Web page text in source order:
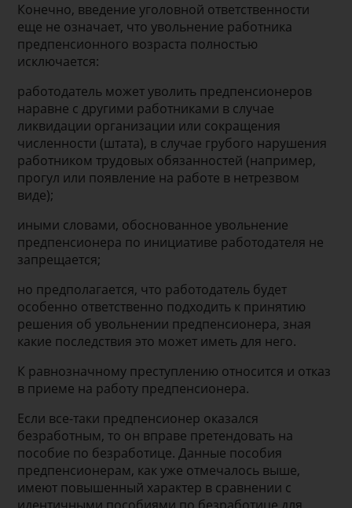
Конечно, введение уголовной ответственности
еще не означает, что увольнение работника
предпенсионного возраста полностью
исключается:
работодатель может уволить предпенсионеров
наравне с другими работниками в случае
ликвидации организации или сокращения
численности (штата), в случае грубого нарушения
работником трудовых обязанностей (например,
прогул или появление на работе в нетрезвом
виде);
иными словами, обоснованное увольнение
предпенсионера по инициативе работодателя не
запрещается;
но предполагается, что работодатель будет
особенно ответственно подходить к принятию
решения об увольнении предпенсионера, зная
какие последствия это может иметь для него.
К равнозначному преступлению относится и отказ
в приеме на работу предпенсионера.
Если все-таки предпенсионер оказался
безработным, то он вправе претендовать на
пособие по безработице. Данные пособия
предпенсионерам, как уже отмечалось выше,
имеют повышенный характер в сравнении с